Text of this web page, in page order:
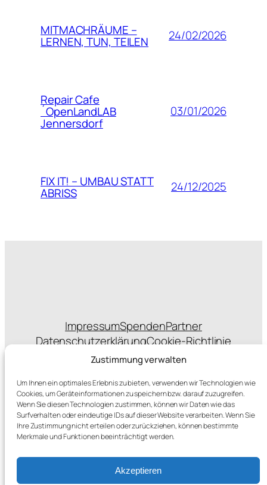
Zustimmung verwalten
Um Ihnen ein optimales Erlebnis zu bieten, verwenden wir Technologien wie
Cookies, um Geräteinformationen zu speichern bzw. darauf zuzugreifen.
Wenn Sie diesen Technologien zustimmen, können wir Daten wie das
Surfverhalten oder eindeutige IDs auf dieser Website verarbeiten. Wenn Sie
Ihre Zustimmung nicht erteilen oder zurückziehen, können bestimmte
Merkmale und Funktionen beeinträchtigt werden.
Akzeptieren
MITMACHRÄUME –
LERNEN, TUN, TEILEN 24/02/2026
Repair Cafe
´OpenLandLAB
Jennersdorf
03/01/2026
FIX IT! – UMBAU STATT
ABRISS 24/12/2025
ImpressumSpendenPartner
DatenschutzerklärungCookie-Richtlinie
Statuten
sponsert das Hosting